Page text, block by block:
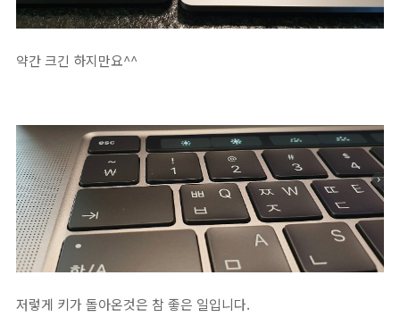
약간 크긴 하지만요^^
저렇게 키가 돌아온것은 참 좋은 일입니다.